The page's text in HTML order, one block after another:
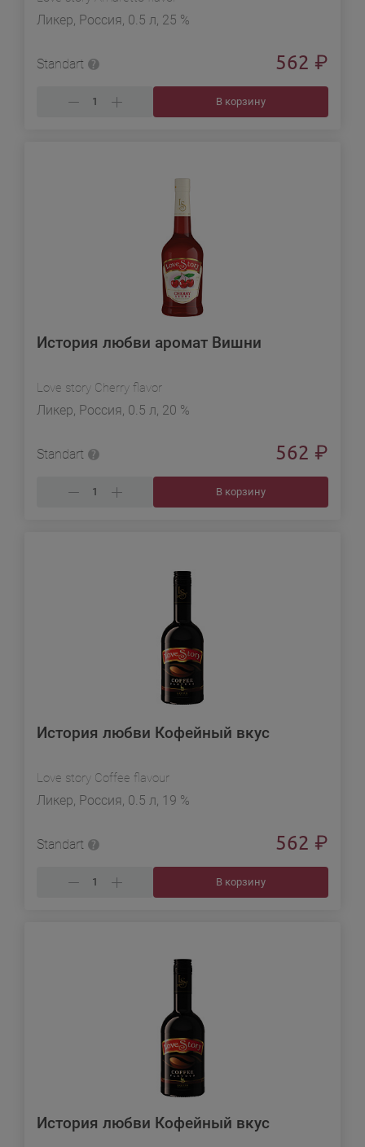
Ликер, Россия, 0.5 л, 25 %
Standart 562 ₽
В корзину
История любви аромат Вишни
Love story Cherry flavor
Ликер, Россия, 0.5 л, 20 %
Standart 562 ₽
В корзину
История любви Кофейный вкус
Love story Coffee flavour
Ликер, Россия, 0.5 л, 19 %
Standart 562 ₽
В корзину
История любви Кофейный вкус